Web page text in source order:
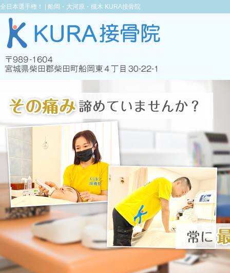
全日本選手権！ | 船岡・大河原・槻木 KURA接骨院